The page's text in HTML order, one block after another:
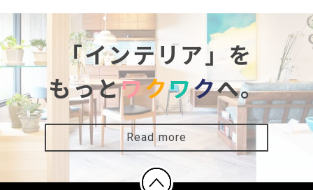
「インテリア」を
もっとワクワクへ。
Read more